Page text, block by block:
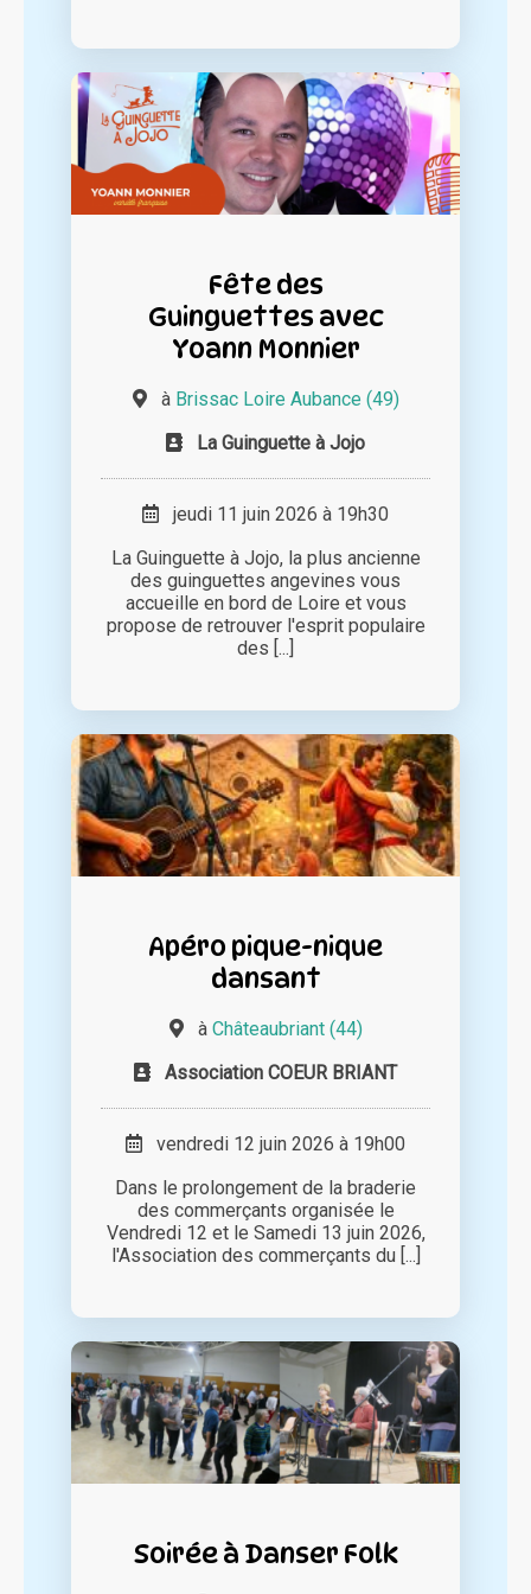
Fête des
Guinguettes avec
Yoann Monnier
à Brissac Loire Aubance (49)
La Guinguette à Jojo
jeudi 11 juin 2026 à 19h30
La Guinguette à Jojo, la plus ancienne
des guinguettes angevines vous
accueille en bord de Loire et vous
propose de retrouver l'esprit populaire
des [...]
Apéro pique-nique
dansant
à Châteaubriant (44)
Association COEUR BRIANT
vendredi 12 juin 2026 à 19h00
Dans le prolongement de la braderie
des commerçants organisée le
Vendredi 12 et le Samedi 13 juin 2026,
l'Association des commerçants du [...]
Soirée à Danser Folk